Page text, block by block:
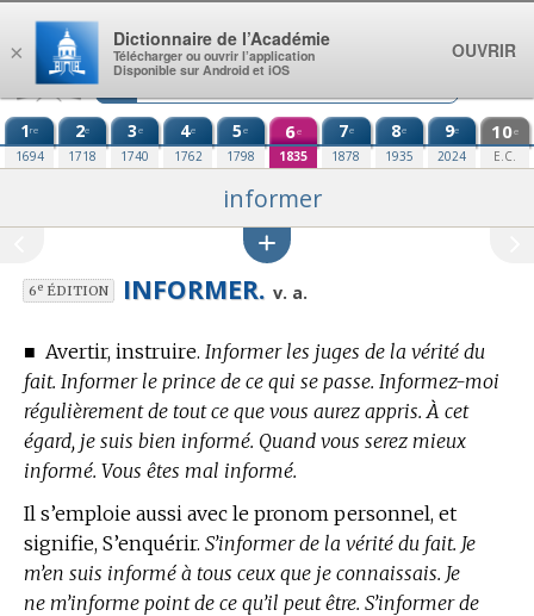
Aller au contenu
1re
1694
2e
1718
3e
1740
4e
1762
5e
1798
6e
1835
7e
1878
8e
1935
9e
2024
10e
E.C.
informer
6eÉDITION INFORMER. v. a.
■ Avertir, instruire. Informer les juges de la vérité du
fait. Informer le prince de ce qui se passe. Informez-moi
régulièrement de tout ce que vous aurez appris. À cet
égard, je suis bien informé. Quand vous serez mieux
informé. Vous êtes mal informé.
Il s’emploie aussi avec le pronom personnel, et
signifie, S’enquérir. S’informer de la vérité du fait. Je
m’en suis informé à tous ceux que je connaissais. Je
ne m’informe point de ce qu’il peut être. S’informer de
×
Dictionnaire de l’Académie
Télécharger ou ouvrir l’application
Disponible sur Android et iOS
OUVRIR